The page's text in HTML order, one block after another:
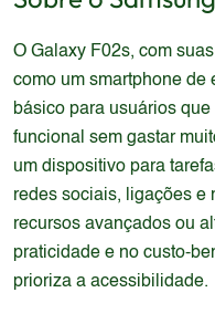
O Galaxy F02s, com
como um smartphone de
básico para usuários
funcional sem gastar
um dispositivo para
redes sociais, ligações e
recursos avançados ou
praticidade e no custo-
prioriza a acessibilidade.